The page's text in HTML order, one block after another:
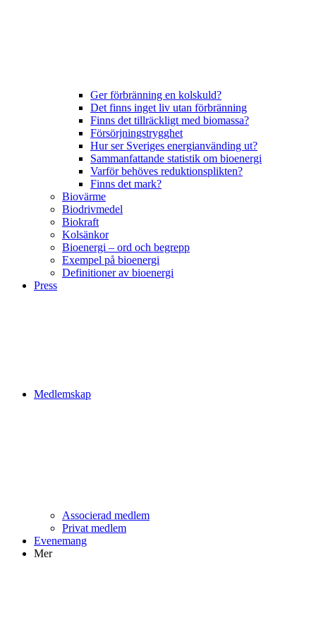
Ger förbränning en kolskuld?
Det finns inget liv utan förbränning
Finns det tillräckligt med biomassa?
Försörjningstrygghet
Hur ser Sveriges energianvänding ut?
Sammanfattande statistik om bioenergi
Varför behöves reduktionsplikten?
Finns det mark?
Biovärme
Biodrivmedel
Biokraft
Kolsänkor
Bioenergi – ord och begrepp
Exempel på bioenergi
Definitioner av bioenergi
Press
Medlemskap
Associerad medlem
Privat medlem
Evenemang
Mer